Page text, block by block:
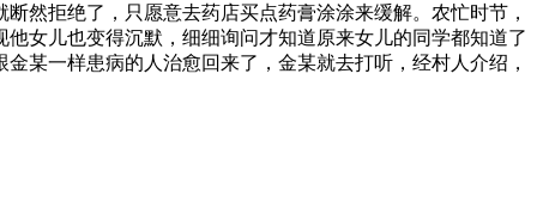
然拒绝了，只愿意去药店买点药膏涂涂来缓解。农忙时节，
女儿也变得沉默，细细询问才知道原来女儿的同学都知道了
某一样患病的人治愈回来了，金某就去打听，经村人介绍，